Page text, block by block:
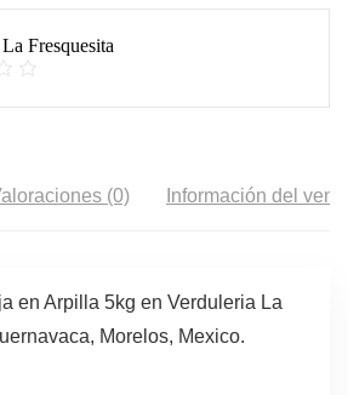
Fresquesita
(0) Información del
en Arpilla 5kg en Verduleria La
Morelos, Mexico.